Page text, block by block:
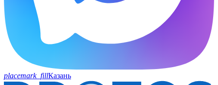
placemark_fillКазань